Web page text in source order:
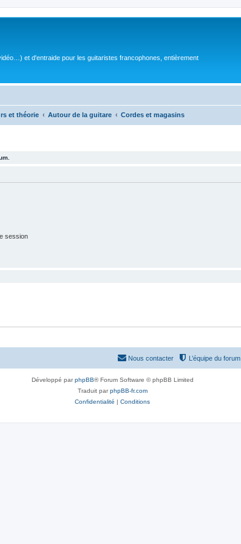
et d'entraide pour les guitaristes francophones, entièrement
et théorie Autour de la guitare Cordes et magasins
session
L’équipe du forum
Nous contacter
Développé parphpBB® Forum Software © phpBB Limited
Traduit parphpBB-fr.com
Confidentialité | Conditions